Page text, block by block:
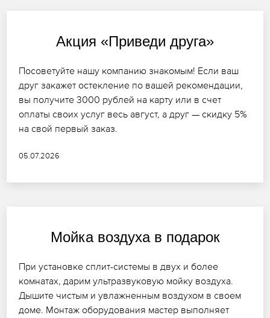
Акция «Приведи друга»
Посоветуйте нашу компанию знакомым! Если ваш
друг закажет остекление по вашей рекомендации,
вы получите 3000 рублей на карту или в счет
оплаты своих услуг весь август, а друг — скидку 5%
на свой первый заказ.
05.07.2026
Мойка воздуха в подарок
При установке сплит-системы в двух и более
комнатах, дарим ультразвуковую мойку воздуха.
Дышите чистым и увлажненным воздухом в своем
доме. Монтаж оборудования мастер выполняет